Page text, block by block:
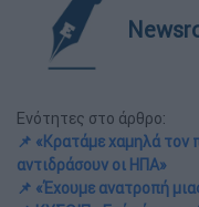
Ενότητες στο άρθρο:
📌 «Κρατάμε χαμηλά
αντιδράσουν οι ΗΠΑ»
📌 «Έχουμε ανατροπή